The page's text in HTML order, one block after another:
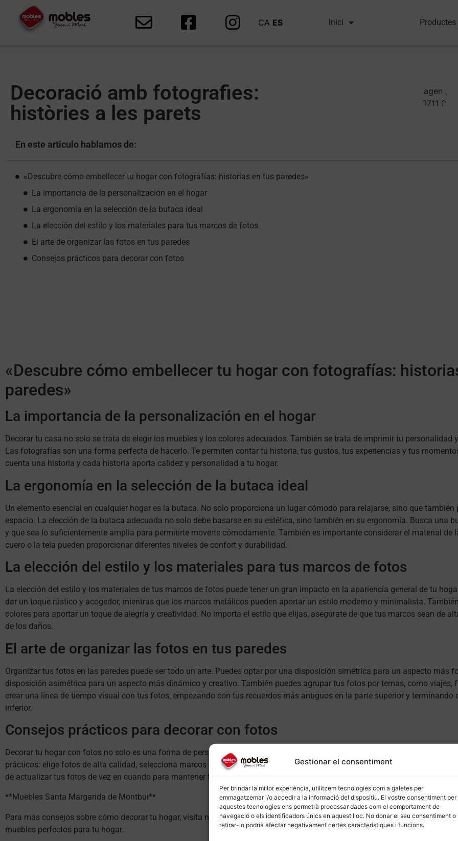
Gestionar el consentiment
Per brindar la millor experiència, utilitzem tecnologies com a galetes per
emmagatzemar i/o accedir a la informació del dispositiu. El vostre consentiment per
aquestes tecnologies ens permetrà processar dades com el comportament de
navegació o els identificadors únics en aquest lloc. No donar el seu consentiment o
retirar-lo podria afectar negativament certes característiques i funcions.
CA ES Inici Productes
Decoració amb fotografies:
històries a les parets
En este articulo hablamos de:
«Descubre cómo embellecer tu hogar con fotografías: historias en tus paredes»
La importancia de la personalización en el hogar
La ergonomía en la selección de la butaca ideal
La elección del estilo y los materiales para tus marcos de fotos
El arte de organizar las fotos en tus paredes
Consejos prácticos para decorar con fotos
«Descubre cómo embellecer tu hogar con fotografías:
paredes»
La importancia de la personalización en el hogar
Decorar tu casa no solo se trata de elegir los muebles y los colores adecuados. También se trata de imprimir tu personalidad
Las fotografías son una forma perfecta de hacerlo. Te permiten contar tu historia, tus gustos, tus experiencias y tus
cuenta una historia y cada historia aporta calidez y personalidad a tu hogar.
La ergonomía en la selección de la butaca ideal
Un elemento esencial en cualquier hogar es la butaca. No solo proporciona un lugar cómodo para relajarse, sino que también
espacio. La elección de la butaca adecuada no solo debe basarse en su estética, sino también en su ergonomía. Busca una
y que sea lo suficientemente amplia para permitirte moverte cómodamente. También es importante considerar el material de
cuero o la tela pueden proporcionar diferentes niveles de confort y durabilidad.
La elección del estilo y los materiales para tus marcos de fotos
La elección del estilo y los materiales de tus marcos de fotos puede tener un gran impacto en la apariencia general de tu
dar un toque rústico y acogedor, mientras que los marcos metálicos pueden aportar un estilo moderno y minimalista.
colores para aportar un toque de alegría y creatividad. No importa el estilo que elijas, asegúrate de que tus marcos sean de
de los daños.
El arte de organizar las fotos en tus paredes
Organizar tus fotos en las paredes puede ser todo un arte. Puedes optar por una disposición simétrica para un aspecto más
disposición asimétrica para un aspecto más dinámico y creativo. También puedes agrupar tus fotos por temas, como viajes,
crear una línea de tiempo visual con tus fotos, empezando con tus recuerdos más antiguos en la parte superior y terminando
inferior.
Consejos prácticos para decorar con fotos
Decorar tu hogar con fotos no solo es una forma de personalizar tu espacio, sino también de revivir tus recuerdos más
prácticos: elige fotos de alta calidad, selecciona marcos que complementen tu decoración, experimenta con diferentes
de actualizar tus fotos de vez en cuando para mantener tu decoración fresca y actualizada.
**Muebles Santa Margarida de Montbui**
Para más consejos sobre cómo decorar tu hogar, visita nuestroblog. También puedes explorar nuestra amplia gama de
muebles perfectos para tu hogar.